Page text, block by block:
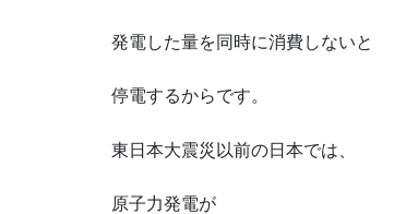
発電した量を同時に消費しないと
停電するからです。
東日本大震災以前の日本では、
原子力発電が